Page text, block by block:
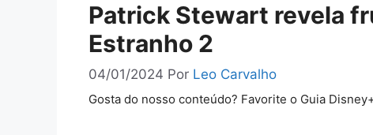
Patrick Stewart revela
Estranho 2
04/01/2024 Por Leo Carvalho
Gosta do nosso conteúdo? Favorite o Guia